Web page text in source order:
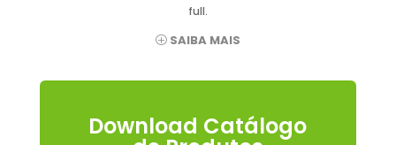
full.
SAIBA MAIS
Download Catálogo